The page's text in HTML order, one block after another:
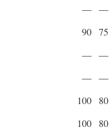
—
—
75
90
—
—
—
—
80
100
80
100